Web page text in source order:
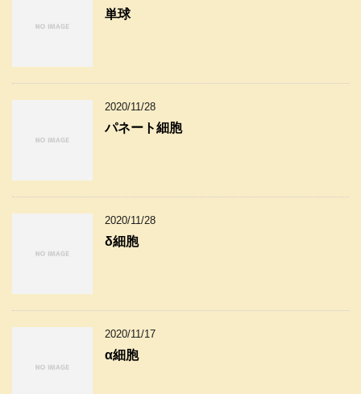
単球
2020/11/28
パネート細胞
2020/11/28
δ細胞
2020/11/17
α細胞